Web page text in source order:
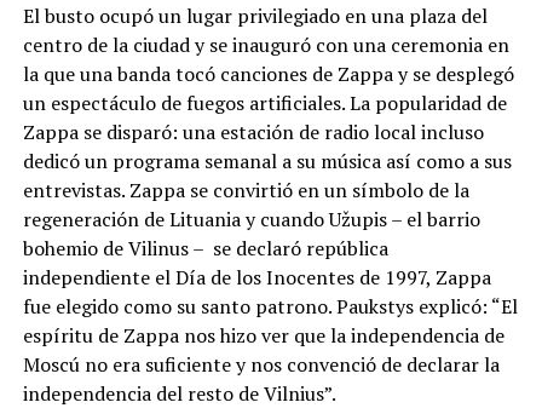
El busto ocupó un lugar privilegiado en una plaza del
centro de la ciudad y se inauguró con una ceremonia en
la que una banda tocó canciones de Zappa y se desplegó
un espectáculo de fuegos artificiales. La popularidad de
Zappa se disparó: una estación de radio local incluso
dedicó un programa semanal a su música así como a sus
entrevistas. Zappa se convirtió en un símbolo de la
regeneración de Lituania y cuando Užupis – el barrio
bohemio de Vilinus – se declaró república
independiente el Día de los Inocentes de 1997, Zappa
fue elegido como su santo patrono. Paukstys explicó: “El
espíritu de Zappa nos hizo ver que la independencia de
Moscú no era suficiente y nos convenció de declarar la
independencia del resto de Vilnius”.